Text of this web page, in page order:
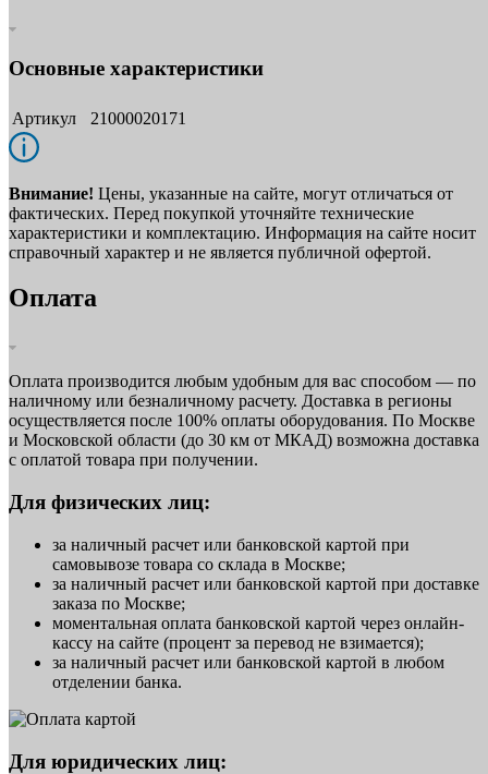
Основные характеристики
Артикул 21000020171
Внимание! Цены, указанные на сайте, могут отличаться от
фактических. Перед покупкой уточняйте технические
характеристики и комплектацию. Информация на сайте носит
справочный характер и не является публичной офертой.
Оплата
Оплата производится любым удобным для вас способом — по
наличному или безналичному расчету. Доставка в регионы
осуществляется после 100% оплаты оборудования. По Москве
и Московской области (до 30 км от МКАД) возможна доставка
с оплатой товара при получении.
Для физических лиц:
за наличный расчет или банковской картой при
самовывозе товара со склада в Москве;
за наличный расчет или банковской картой при доставке
заказа по Москве;
моментальная оплата банковской картой через онлайн-
кассу на сайте (процент за перевод не взимается);
за наличный расчет или банковской картой в любом
отделении банка.
Для юридических лиц: